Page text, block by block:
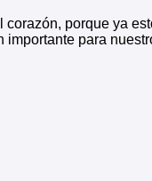
corazón, porque ya
importante para